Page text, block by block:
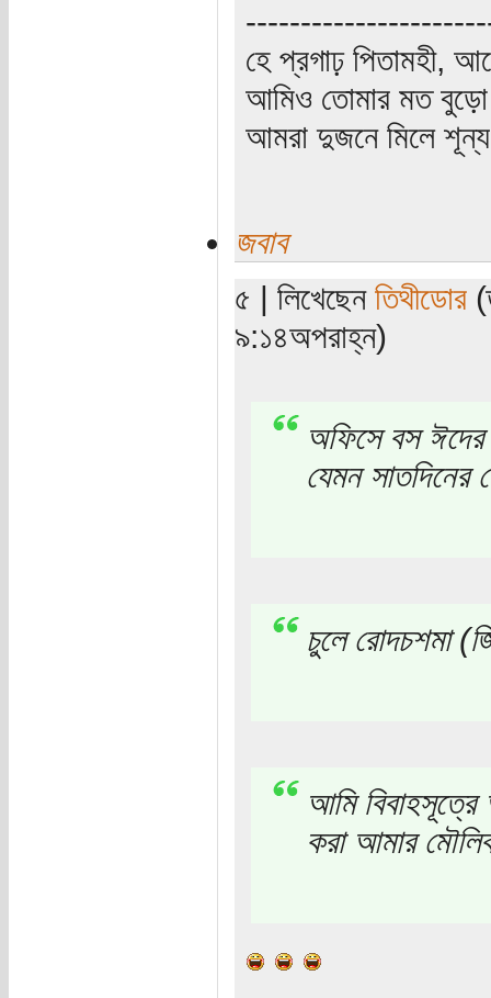
হে প্রগাঢ় পিতামহী,
আমিও তোমার মত বুড়ো
আমরা দুজনে মিলে শূন্য
জবাব
৫ | লিখেছেন তিথীডোর
৯:১৪অপরাহ্ন)
অফিসে বস ঈদের
যেমন সাতদিনের
চুলে রোদচশমা
আমি বিবাহসূত্রে
করা আমার